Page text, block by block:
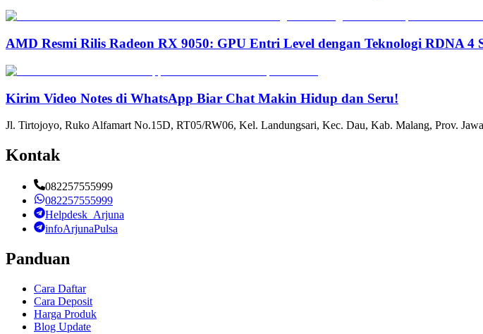
AMD Resmi Rilis Radeon RX 9050: GPU Entri Level dengan Teknologi RDNA 4
Kirim Video Notes di WhatsApp Biar Chat Makin Hidup dan Seru!
Jl. Tirtojoyo, Ruko Alfamart No.15D, RT05/RW06, Kel. Landungsari, Kec. Dau, Kab. Malang, Prov.
Kontak
082257555999
082257555999
Helpdesk_Arjuna
infoArjunaPulsa
Panduan
Cara Daftar
Cara Deposit
Harga Produk
Blog Update